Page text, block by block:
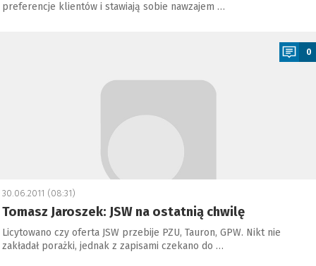
preferencje klientów i stawiają sobie nawzajem …
0
30.06.2011 (08:31)
Tomasz Jaroszek: JSW na ostatnią chwilę
Licytowano czy oferta JSW przebije PZU, Tauron, GPW. Nikt nie
zakładał porażki, jednak z zapisami czekano do …